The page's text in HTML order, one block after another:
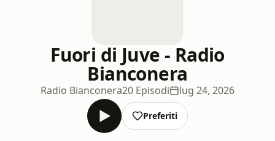
Fuori di Juve - Radio
Bianconera
Radio Bianconera20 Episodi lug 24, 2026
Preferiti